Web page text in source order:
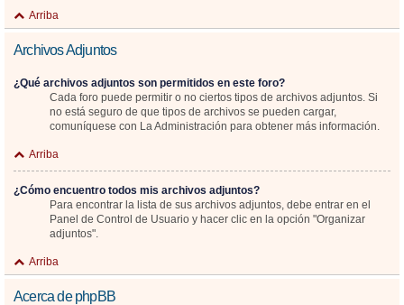
Arriba
Archivos Adjuntos
¿Qué archivos adjuntos son permitidos en este foro?
Cada foro puede permitir o no ciertos tipos de archivos adjuntos. Si
no está seguro de que tipos de archivos se pueden cargar,
comuníquese con La Administración para obtener más información.
Arriba
¿Cómo encuentro todos mis archivos adjuntos?
Para encontrar la lista de sus archivos adjuntos, debe entrar en el
Panel de Control de Usuario y hacer clic en la opción "Organizar
adjuntos".
Arriba
Acerca de phpBB